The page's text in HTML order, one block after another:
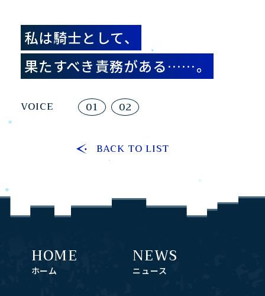
私は騎士として、
果たすべき責務がある……。
VOICE 01 02
BACK TO LIST
HOME
ホーム
NEWS
ニュース